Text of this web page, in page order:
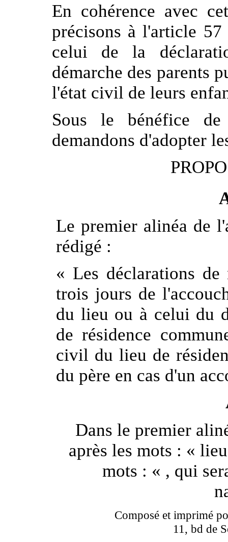
En cohérence avec
précisons à l'article
celui de la
démarche des parents
l'état civil de leurs
Sous le bénéfice
demandons d'adopter
Le premier alinéa de
rédigé :
« Les déclarations de
trois jours de
du lieu ou à celui du
de résidence
civil du lieu de
du père en cas d'un
Dans le premier
après les mots : «
mots : « , qui
Composé et imprimé
11, bd de